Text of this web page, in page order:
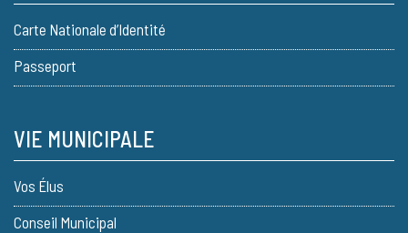
Carte Nationale d’Identité
Passeport
VIE MUNICIPALE
Vos Élus
Conseil Municipal